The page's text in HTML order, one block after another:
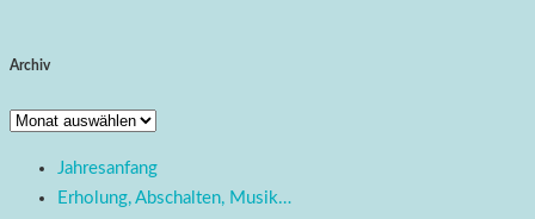
Archiv
Archiv
Jahresanfang
Erholung, Abschalten, Musik…